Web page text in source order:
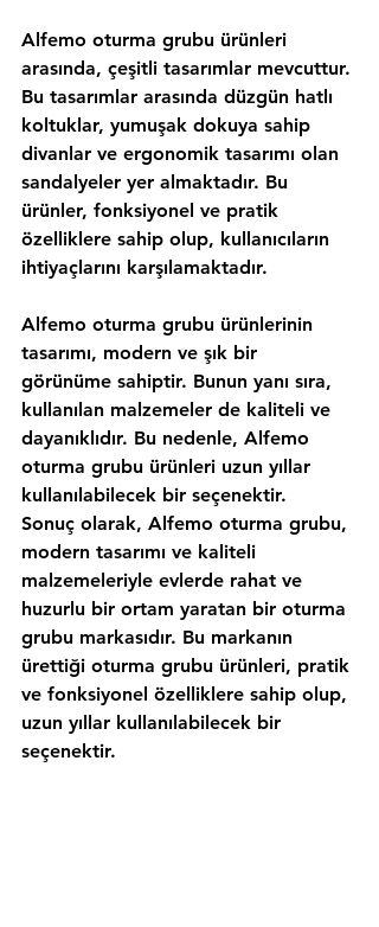
Alfemo oturma grubu ürünleri
arasında, çeşitli tasarımlar mevcuttur.
Bu tasarımlar arasında düzgün hatlı
koltuklar, yumuşak dokuya sahip
divanlar ve ergonomik tasarımı olan
sandalyeler yer almaktadır. Bu
ürünler, fonksiyonel ve pratik
özelliklere sahip olup, kullanıcıların
ihtiyaçlarını karşılamaktadır.
Alfemo oturma grubu ürünlerinin
tasarımı, modern ve şık bir
görünüme sahiptir. Bunun yanı sıra,
kullanılan malzemeler de kaliteli ve
dayanıklıdır. Bu nedenle, Alfemo
oturma grubu ürünleri uzun yıllar
kullanılabilecek bir seçenektir.
Sonuç olarak, Alfemo oturma grubu,
modern tasarımı ve kaliteli
malzemeleriyle evlerde rahat ve
huzurlu bir ortam yaratan bir oturma
grubu markasıdır. Bu markanın
ürettiği oturma grubu ürünleri, pratik
ve fonksiyonel özelliklere sahip olup,
uzun yıllar kullanılabilecek bir
seçenektir.